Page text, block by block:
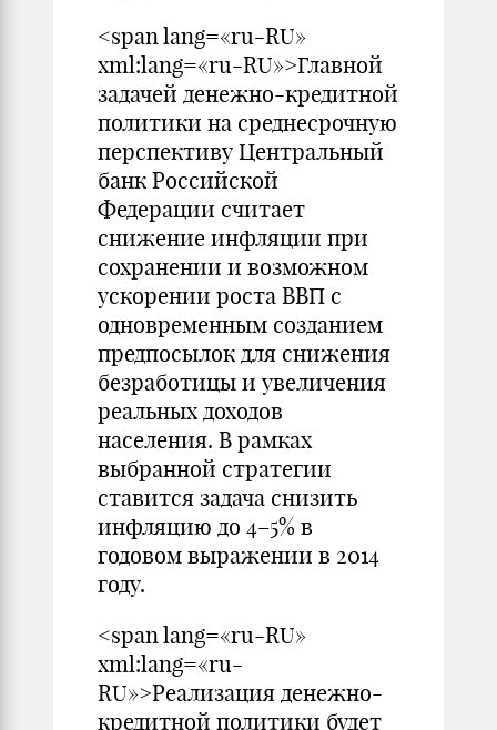
<span lang=«ru-RU»
xml:lang=«ru-RU»>Главной
задачей денежно-кредитной
политики на среднесрочную
перспективу Центральный
банк Российской
Федерации считает
снижение инфляции при
сохранении и возможном
ускорении роста ВВП с
одновременным созданием
предпосылок для снижения
безработицы и увеличения
реальных доходов
населения. В рамках
выбранной стратегии
ставится задача снизить
инфляцию до 4–5% в
годовом выражении в 2014
году.
<span lang=«ru-RU»
xml:lang=«ru-
RU»>Реализация денежно-
кредитной политики будет